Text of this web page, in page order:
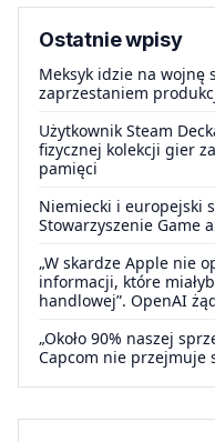
Ostatnie wpisy
Meksyk idzie na wojnę
zaprzestaniem
Użytkownik Steam
fizycznej kolekcji gier
pamięci
Niemiecki i europejski
Stowarzyszenie Game
„W skardze Apple nie
informacji, które
handlowej”. OpenAI
„Około 90% naszej
Capcom nie przejmuje